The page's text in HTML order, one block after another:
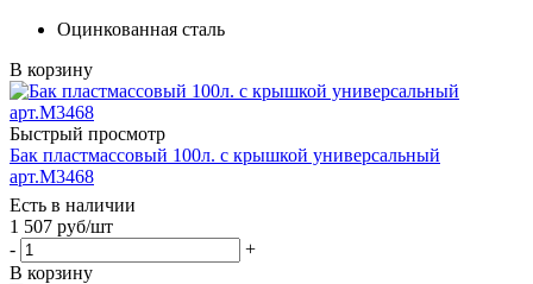
Оцинкованная сталь
В корзину
Быстрый просмотр
Бак пластмассовый 100л. с крышкой универсальный
арт.М3468
Есть в наличии
1 507 руб/шт
-
+
В корзину